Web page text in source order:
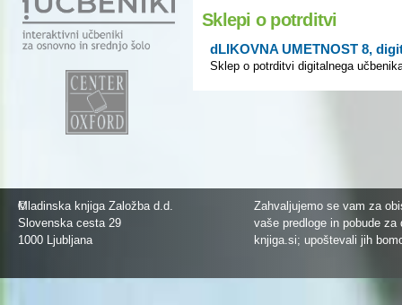
Sklepi o potrditvi
dLIKOVNA UMETNOST 8,
Sklep o potrditvi digitalnega
©
Mladinska knjiga Založba d.d.
Slovenska cesta 29
1000 Ljubljana
Zahvaljujemo se vam za
vaše predloge in pobude
knjiga.si; upoštevali jih